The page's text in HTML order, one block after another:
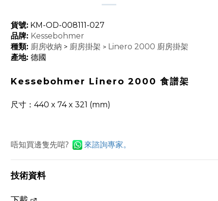
貨號: KM-OD-008111-027
品牌: Kessebohmer
種類: 廚房收納 > 廚房掛架 > Linero 2000 廚房掛架
產地: 德國
Kessebohmer Linero 2000 食譜架
尺寸：440 x 74 x 321 (mm)
唔知買邊隻先啱? 來諮詢專家。
技術資料